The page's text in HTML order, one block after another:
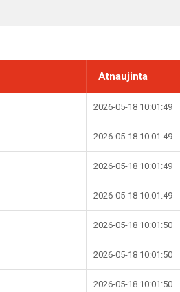
Atnaujinta
2026-05-18 10:01:49
2026-05-18 10:01:49
2026-05-18 10:01:49
2026-05-18 10:01:49
2026-05-18 10:01:50
2026-05-18 10:01:50
2026-05-18 10:01:50